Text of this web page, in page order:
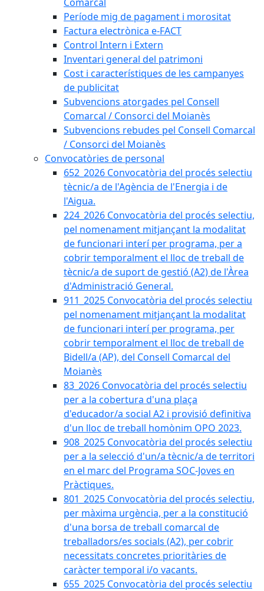
Període mig de pagament i morositat
Factura electrònica e-FACT
Control Intern i Extern
Inventari general del patrimoni
Cost i característiques de les campanyes
de publicitat
Subvencions atorgades pel Consell
Comarcal / Consorci del Moianès
Subvencions rebudes pel Consell Comarcal
/ Consorci del Moianès
Convocatòries de personal
652_2026 Convocatòria del procés selectiu
tècnic/a de l'Agència de l'Energia i de
l'Aigua.
224_2026 Convocatòria del procés selectiu,
pel nomenament mitjançant la modalitat
de funcionari interí per programa, per a
cobrir temporalment el lloc de treball de
tècnic/a de suport de gestió (A2) de l'Àrea
d'Administració General.
911_2025 Convocatòria del procés selectiu
pel nomenament mitjançant la modalitat
de funcionari interí per programa, per
cobrir temporalment el lloc de treball de
Bidell/a (AP), del Consell Comarcal del
Moianès
83_2026 Convocatòria del procés selectiu
per a la cobertura d'una plaça
d'educador/a social A2 i provisió definitiva
d'un lloc de treball homònim OPO 2023.
908_2025 Convocatòria del procés selectiu
per a la selecció d'un/a tècnic/a de territori
en el marc del Programa SOC-Joves en
Pràctiques.
801_2025 Convocatòria del procés selectiu,
per màxima urgència, per a la constitució
d'una borsa de treball comarcal de
treballadors/es socials (A2), per cobrir
necessitats concretes prioritàries de
caràcter temporal i/o vacants.
655_2025 Convocatòria del procés selectiu